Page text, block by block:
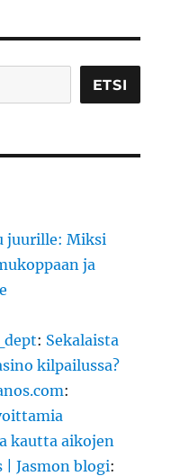
ETSI
juurille: Miksi
ja
: Sekalaista
kilpailussa?
:
kautta aikojen
| Jasmon blogi: